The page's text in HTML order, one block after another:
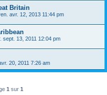
Britain
avr. 12, 2013 11:44 pm
sept. 13, 2011 12:04 pm
20, 2011 7:26 am
1 sur 1